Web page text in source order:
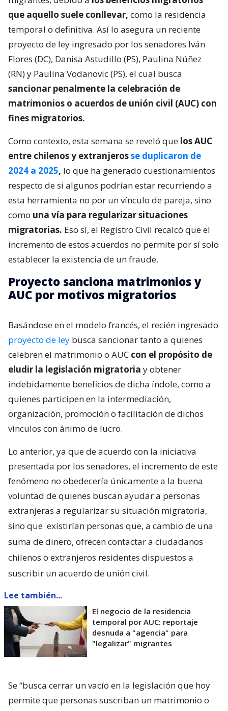
que aquello suele conllevar, como la residencia
temporal o definitiva. Así lo asegura un reciente
proyecto de ley ingresado por los senadores Iván
Flores (DC), Danisa Astudillo (PS), Paulina Núñez
(RN) y Paulina Vodanovic (PS), el cual busca
sancionar penalmente la celebración de
matrimonios o acuerdos de unión civil (AUC) con
fines migratorios.
Como contexto, esta semana se reveló que los AUC
entre chilenos y extranjerosse duplicaron de
2024 a 2025, lo que ha generado cuestionamientos
respecto de si algunos podrían estar recurriendo a
esta herramienta no por un vínculo de pareja, sino
como una vía para regularizar situaciones
migratorias. Eso sí, el Registro Civil recalcó que el
incremento de estos acuerdos no permite por sí solo
establecer la existencia de un fraude.
Proyecto sanciona matrimonios y
AUC por motivos migratorios
Basándose en el modelo francés, el recién ingresado
proyecto de ley busca sancionar tanto a quienes
celebren el matrimonio o AUC con el propósito de
eludir la legislación migratoria y obtener
indebidamente beneficios de dicha índole, como a
quienes participen en la intermediación,
organización, promoción o facilitación de dichos
vínculos con ánimo de lucro.
Lo anterior, ya que de acuerdo con la iniciativa
presentada por los senadores, el incremento de este
fenómeno no obedecería únicamente a la buena
voluntad de quienes buscan ayudar a personas
extranjeras a regularizar su situación migratoria,
sino que existirían personas que, a cambio de una
suma de dinero, ofrecen contactar a ciudadanos
chilenos o extranjeros residentes dispuestos a
suscribir un acuerdo de unión civil.
Lee también...
El negocio de la residencia
temporal por AUC: reportaje
desnuda a "agencia" para
"legalizar" migrantes
Se “busca cerrar un vacío en la legislación que hoy
permite que personas suscriban un matrimonio o